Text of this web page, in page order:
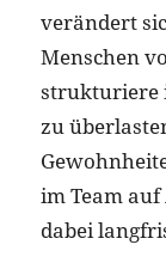
verändert
Menschen
strukturiere
zu
im Team
dabei